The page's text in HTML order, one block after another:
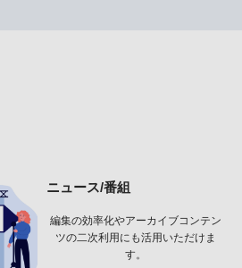
ニュース/番組
編集の効率化やアーカイブコンテン
ツの二次利用にも活用いただけま
す。